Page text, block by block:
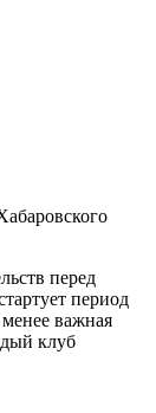
перед
период
важная
клуб